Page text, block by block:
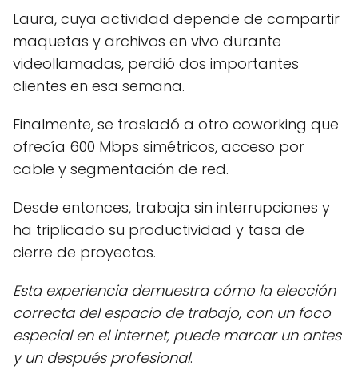
Laura, cuya actividad depende de compartir
maquetas y archivos en vivo durante
videollamadas, perdió dos importantes
clientes en esa semana.
Finalmente, se trasladó a otro coworking que
ofrecía 600 Mbps simétricos, acceso por
cable y segmentación de red.
Desde entonces, trabaja sin interrupciones y
ha triplicado su productividad y tasa de
cierre de proyectos.
Esta experiencia demuestra cómo la elección
correcta del espacio de trabajo, con un foco
especial en el internet, puede marcar un antes
y un después profesional.